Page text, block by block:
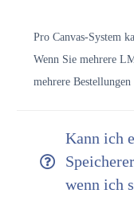
Pro Canvas-System
Wenn Sie mehrere
mehrere
Kann ich
wenn ich